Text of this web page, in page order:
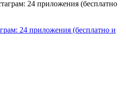
24 приложения (бесплатно и